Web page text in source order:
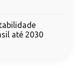
até 2030